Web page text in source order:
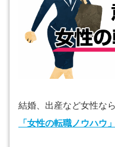
結婚、出産など女性な
「女性の転職ノウハウ